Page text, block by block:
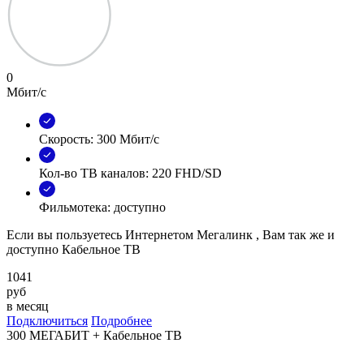
0
Мбит/с
Скорость: 300 Мбит/с
Кол-во ТВ каналов: 220 FHD/SD
Фильмотека: доступно
Если вы пользуетесь Интернетом Мегалинк , Вам так же и
доступно Кабельное ТВ
1041
руб
в месяц
Подключиться Подробнее
300 МЕГАБИТ + Кабельное ТВ